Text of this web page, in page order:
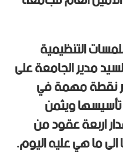
التنظيمية
مدير الجامعة على
نقطة مهمة في
ويثمن
اربعة عقود من
ما هي عليه اليوم.